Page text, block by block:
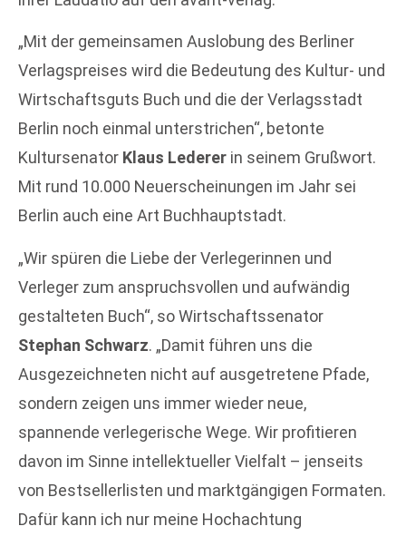
„Mit der gemeinsamen Auslobung des Berliner
Verlagspreises wird die Bedeutung des Kultur- und
Wirtschaftsguts Buch und die der Verlagsstadt
Berlin noch einmal unterstrichen“, betonte
Kultursenator Klaus Lederer in seinem Grußwort.
Mit rund 10.000 Neuerscheinungen im Jahr sei
Berlin auch eine Art Buchhauptstadt.
„Wir spüren die Liebe der Verlegerinnen und
Verleger zum anspruchsvollen und aufwändig
gestalteten Buch“, so Wirtschaftssenator
Stephan Schwarz. „Damit führen uns die
Ausgezeichneten nicht auf ausgetretene Pfade,
sondern zeigen uns immer wieder neue,
spannende verlegerische Wege. Wir profitieren
davon im Sinne intellektueller Vielfalt – jenseits
von Bestsellerlisten und marktgängigen Formaten.
Dafür kann ich nur meine Hochachtung